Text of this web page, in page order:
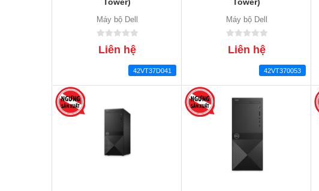
Máy bộ Dell
Liên hệ
42VT37D041
Máy bộ Dell
Liên hệ
42VT370053